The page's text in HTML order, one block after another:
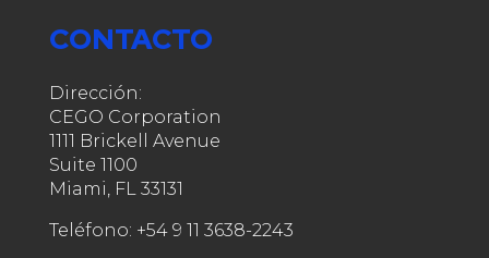
CONTACTO
Dirección:
CEGO Corporation
1111 Brickell Avenue
Suite 1100
Miami, FL 33131
Teléfono: +54 9 11 3638-2243